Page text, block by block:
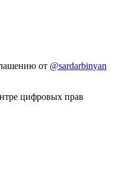
от @sardarbinyan
цифровых прав